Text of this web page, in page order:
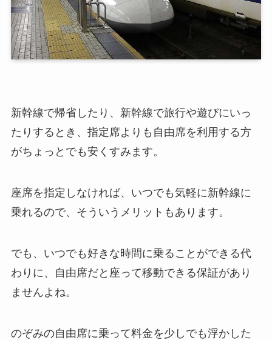
新幹線で帰省したり、新幹線で旅行や遊びにいっ
たりするとき、指定席よりも自由席を利用する方
がちょっとでも安くすみます。
座席を指定しなければ、いつでも気軽に新幹線に
乗れるので、そういうメリットもあります。
でも、いつでも好きな時間に乗ることができる代
わりに、自由席だと座って移動できる保証があり
ませんよね。
のぞみの自由席に乗って料金を少しでも浮かした